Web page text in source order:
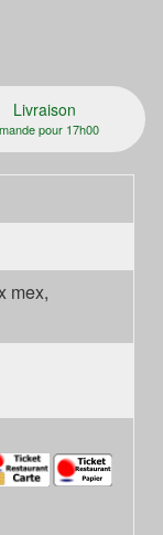
Livraison
pour 17h00
mex,